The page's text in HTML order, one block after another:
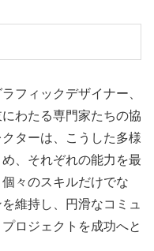
フィックデザイナー、
わたる専門家たちの協
ターは、こうした多様
、それぞれの能力を最
々のスキルだけでな
維持し、円滑なコミュ
ロジェクトを成功へと